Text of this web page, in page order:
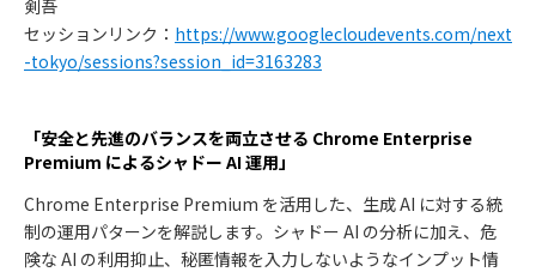
剣吾
セッションリンク： https://www.googlecloudevents.com/next
-tokyo/sessions?session_id=3163283
「安全と先進のバランスを両立させる Chrome Enterprise
Premium によるシャドー AI 運用」
Chrome Enterprise Premium を活用した、生成 AI に対する統
制の運用パターンを解説します。シャドー AI の分析に加え、危
険な AI の利用抑止、秘匿情報を入力しないようなインプット情